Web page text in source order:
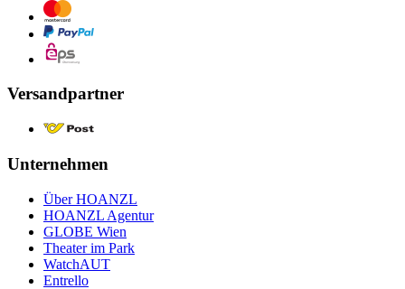
Versandpartner
Unternehmen
Über HOANZL
HOANZL Agentur
GLOBE Wien
Theater im Park
WatchAUT
Entrello